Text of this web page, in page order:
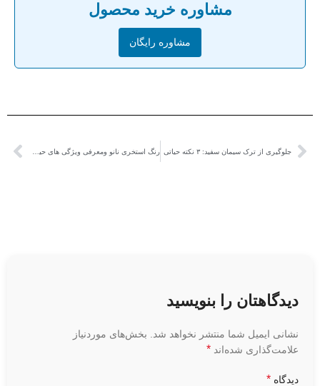
مشاوره خرید محصول
مشاوره رایگان
جلوگیری از ترک سیمان سفید: ۳ نکته حیاتی
دیدگاهتان را بنویسید
نشانی ایمیل شما منتشر نخواهد شد.
بخش‌های موردنیاز
علامت‌گذاری شده‌اند *
دیدگاه *